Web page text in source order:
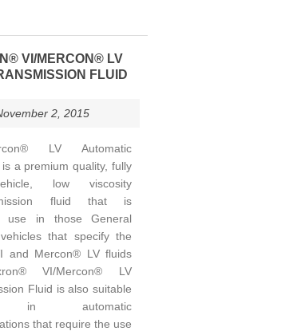
VI/MERCON® LV
FLUID
2, 2015
LV Automatic
a premium quality, fully
low viscosity
fluid that is
use in those General
that specify the
and Mercon® LV fluids
VI/Mercon® LV
Fluid is also suitable
automatic
that require the use